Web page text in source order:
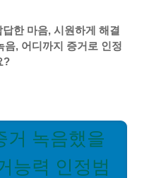
한 마음, 시원하게 해결
, 어디까지 증거로 인정
?
거 녹음했을
능력 인정범